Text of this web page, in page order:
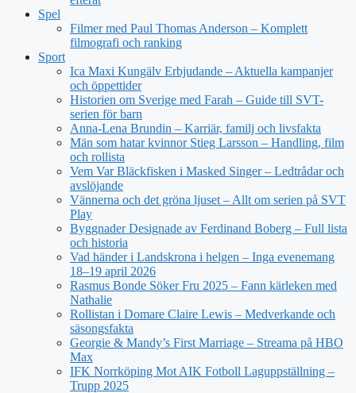
Spel
Filmer med Paul Thomas Anderson – Komplett
filmografi och ranking
Sport
Ica Maxi Kungälv Erbjudande – Aktuella kampanjer
och öppettider
Historien om Sverige med Farah – Guide till SVT-
serien för barn
Anna-Lena Brundin – Karriär, familj och livsfakta
Män som hatar kvinnor Stieg Larsson – Handling, film
och rollista
Vem Var Bläckfisken i Masked Singer – Ledtrådar och
avslöjande
Vännerna och det gröna ljuset – Allt om serien på SVT
Play
Byggnader Designade av Ferdinand Boberg – Full lista
och historia
Vad händer i Landskrona i helgen – Inga evenemang
18–19 april 2026
Rasmus Bonde Söker Fru 2025 – Fann kärleken med
Nathalie
Rollistan i Domare Claire Lewis – Medverkande och
säsongsfakta
Georgie & Mandy’s First Marriage – Streama på HBO
Max
IFK Norrköping Mot AIK Fotboll Laguppställning –
Trupp 2025